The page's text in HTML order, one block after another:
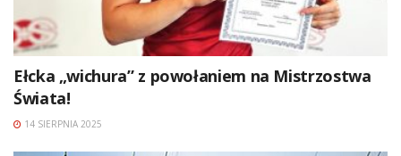
Ełcka „wichura” z powołaniem na Mistrzostwa
Świata!
14 SIERPNIA 2025